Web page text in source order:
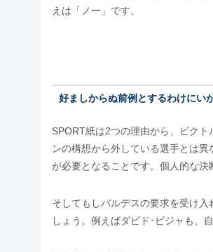
えは「ノー」です。
好ましからぬ前例とするわけにい
SPORT紙は2つの理由から、ビク
ンの構想から外している選手とは
が必要となることです。個人的な
そしてもしバルデスの要求を受け
しょう。例えばダビド･ビジャも、